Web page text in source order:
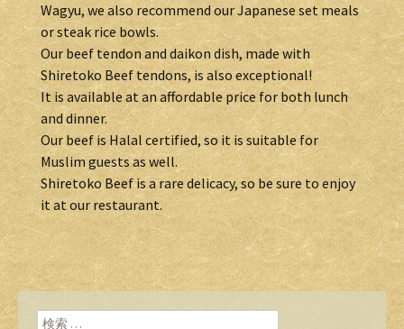
Wagyu, we also recommend our Japanese set meals
or steak rice bowls.
Our beef tendon and daikon dish, made with
Shiretoko Beef tendons, is also exceptional!
It is available at an affordable price for both lunch
and dinner.
Our beef is Halal certified, so it is suitable for
Muslim guests as well.
Shiretoko Beef is a rare delicacy, so be sure to enjoy
it at our restaurant.
検索: